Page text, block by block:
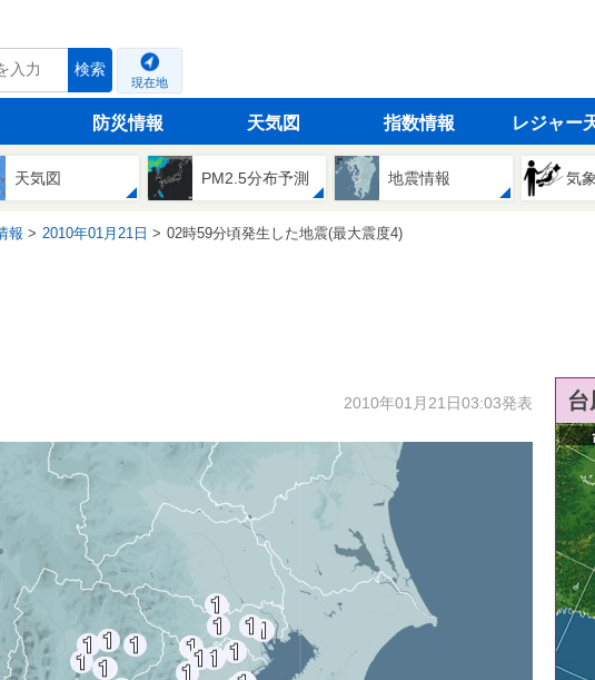
検索
現在地
防災情報 天気図 指数情報 レジャー
天気図 PM2.5分布予測 地震情報 気
報 2010年01月21日 02時59分頃発生した地震(最大震度4)
2010年01月21日03:03発表